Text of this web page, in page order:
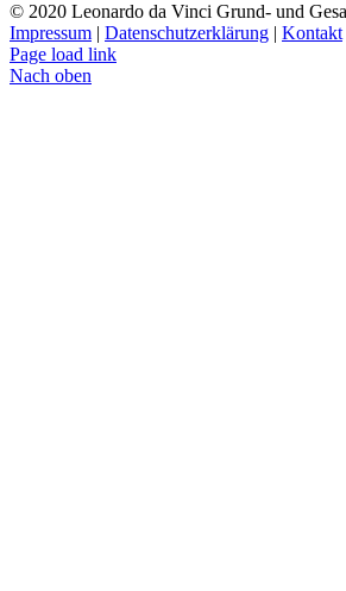
© 2020 Leonardo da Vinci Grund- und
Impressum | Datenschutzerklärung | Kontakt
Page load link
Nach oben